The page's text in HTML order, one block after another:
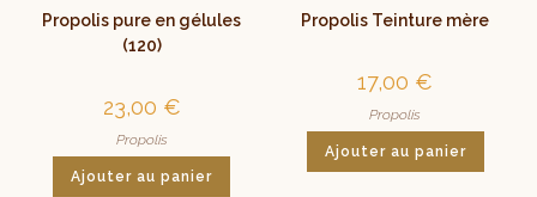
Propolis pure en gélules
(120)
23,00 €
Propolis
Ajouter au panier
Propolis Teinture mère
17,00 €
Propolis
Ajouter au panier